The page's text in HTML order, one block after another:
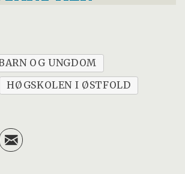
OG UNGDOM
HØGSKOLEN I ØSTFOLD